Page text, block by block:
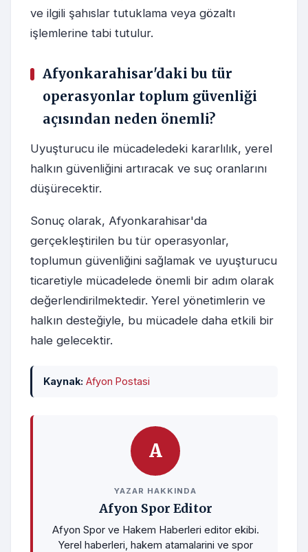
ve ilgili şahıslar tutuklama veya gözaltı
işlemlerine tabi tutulur.
Afyonkarahisar'daki bu tür
operasyonlar toplum güvenliği
açısından neden önemli?
Uyuşturucu ile mücadeledeki kararlılık, yerel
halkın güvenliğini artıracak ve suç oranlarını
düşürecektir.
Sonuç olarak, Afyonkarahisar'da
gerçekleştirilen bu tür operasyonlar,
toplumun güvenliğini sağlamak ve uyuşturucu
ticaretiyle mücadelede önemli bir adım olarak
değerlendirilmektedir. Yerel yönetimlerin ve
halkın desteğiyle, bu mücadele daha etkili bir
hale gelecektir.
Kaynak: Afyon Postasi
A
YAZAR HAKKINDA
Afyon Spor Editor
Afyon Spor ve Hakem Haberleri editor ekibi.
Yerel haberleri, hakem atamalarini ve spor